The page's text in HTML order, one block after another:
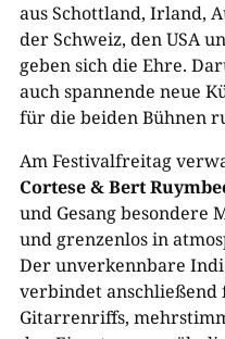
aus Schottland, Irland,
der Schweiz, den USA
geben sich die Ehre.
auch spannende neue
für die beiden Bühnen
Am Festivalfreitag
Cortese & Bert
und Gesang besondere
und grenzenlos in
Der unverkennbare
verbindet
Gitarrenriffs,